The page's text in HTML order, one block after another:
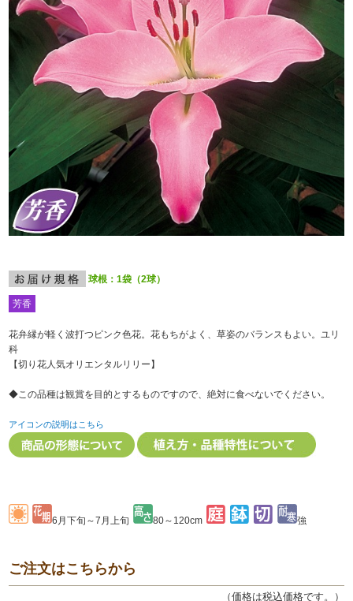
球根：1袋（2球）
芳香
花弁縁が軽く波打つピンク色花。花もちがよく、草姿のバランスもよい。ユリ
科
【切り花人気オリエンタルリリー】
◆この品種は観賞を目的とするものですので、絶対に食べないでください。
アイコンの説明はこちら
6月下旬～7月上旬 80～120cm 強
ご注文はこちらから
（価格は税込価格です。）